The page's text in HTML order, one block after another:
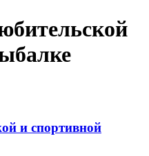
и спортивной